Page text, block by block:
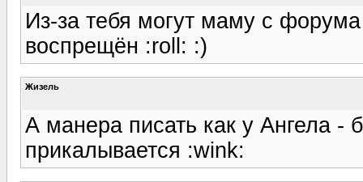
Из-за тебя могут маму с
воспрещён :roll: :)
Жизель
А манера писать как у Ангела -
прикалывается :wink: